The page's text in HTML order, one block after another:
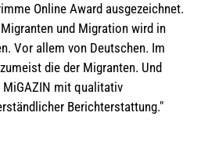
Online Award ausgezeichnet.
und Migration wird in
Vor allem von Deutschen. Im
die der Migranten. Und
mit qualitativ
Berichterstattung."